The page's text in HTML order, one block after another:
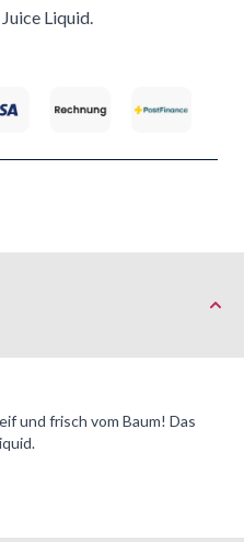
Liquid.
und frisch vom Baum! Das